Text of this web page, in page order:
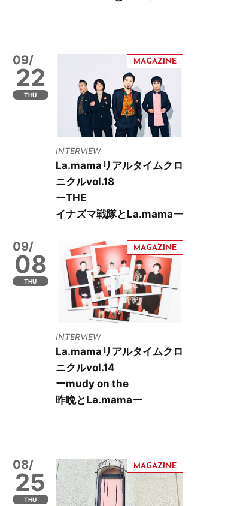
09/
22
THU
INTERVIEW
La.mamaリアルタイムクロ
ニクルvol.18
ーTHE
イナズマ戦隊とLa.mamaー
09/
08
THU
INTERVIEW
La.mamaリアルタイムクロ
ニクルvol.14
ーmudy on the
昨晩とLa.mamaー
08/
25
THU